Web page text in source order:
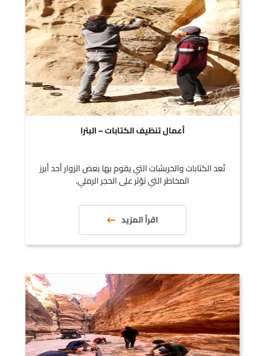
أعمال تنظيف الكتابات – البترا
تُعد الكتابات والخربشات التي يقوم بها بعض الزوار أحد أبرز
المخاطر التي تؤثر على الحجر الرملي.
اقرأ المزيد